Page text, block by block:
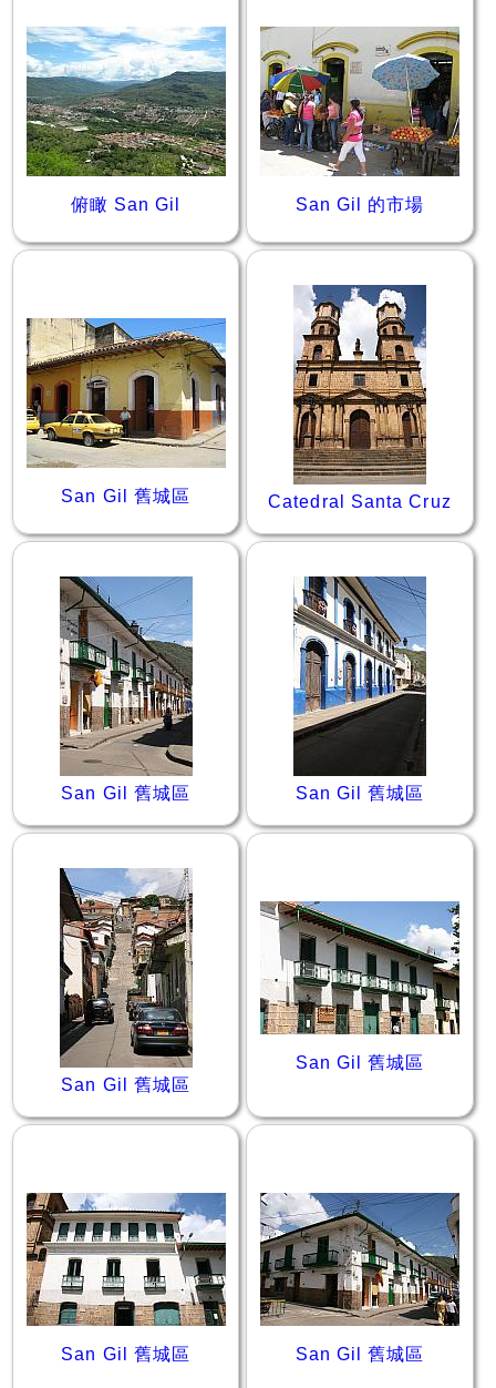
俯瞰 San Gil San Gil 的市場
San Gil 舊城區 Catedral Santa Cruz
San Gil 舊城區 San Gil 舊城區
San Gil 舊城區
San Gil 舊城區
San Gil 舊城區 San Gil 舊城區